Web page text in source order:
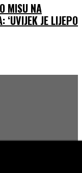
MISU NA
JE LIJEPO